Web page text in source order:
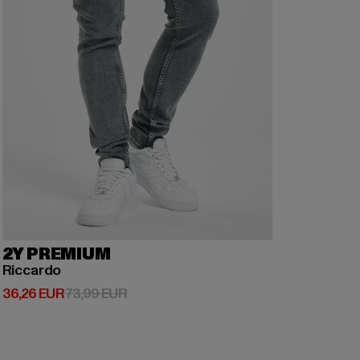
2Y PREMIUM
Riccardo
36,26 EUR
Ajankohtainen hinta: 36,26 EUR
73,99 EURKampanjahinta: 73,99 EUR